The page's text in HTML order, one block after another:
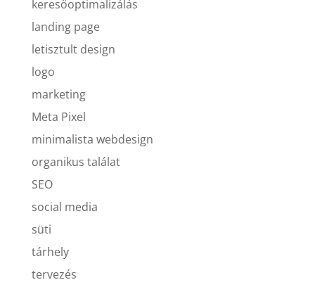
keresőoptimalizálás
landing page
letisztult design
logo
marketing
Meta Pixel
minimalista webdesign
organikus találat
SEO
social media
süti
tárhely
tervezés